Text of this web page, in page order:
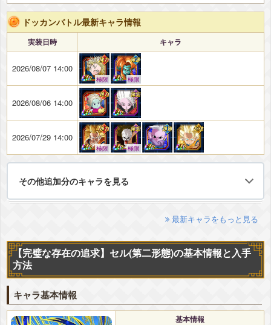
ドッカンバトル最新キャラ情報
実装日時 キャラ
2026/08/07 14:00
極限 極限
2026/08/06 14:00
2026/07/29 14:00
極限 極限
その他追加分のキャラを見る
最新キャラをもっと見る
【完璧な存在の追求】セル(第二形態)の基本情報と入手
方法
キャラ基本情報
基本情報